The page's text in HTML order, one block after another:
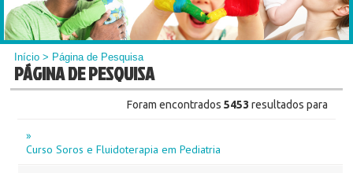
Início > Página de Pesquisa
PÁGINA DE PESQUISA
Foram encontrados 5453resultados para
»
Curso Soros e Fluidoterapia em Pediatria